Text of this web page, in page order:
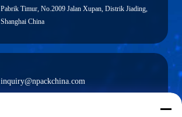
Pabrik Timur, No.2009 Jalan Xupan, Distrik Jiading,
Shanghai China
inquiry@npackchina.com